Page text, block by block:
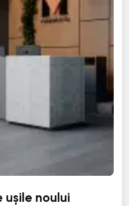
ușile noului